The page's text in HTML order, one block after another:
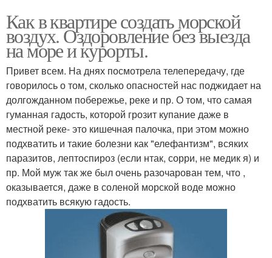
Как в квартире создать морской
воздух. Оздоровление без выезда
на море и курорты.
Привет всем. На днях посмотрела телепередачу, где
говорилось о том, сколько опасностей нас поджидает на
долгожданном побережье, реке и пр. О том, что самая
гуманная гадость, которой грозит купание даже в
местной реке- это кишечная палочка, при этом можно
подхватить и такие болезни как "елефантизм", всяких
паразитов, лептоспироз (если нтак, сорри, не медик я) и
пр. Мой муж так же был очень разочарован тем, что ,
оказывается, даже в соленой морской воде можно
подхватить всякую гадость.